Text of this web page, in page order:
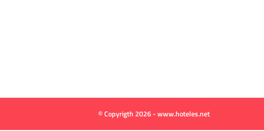
© Copyrigth 2026 - www.hoteles.net